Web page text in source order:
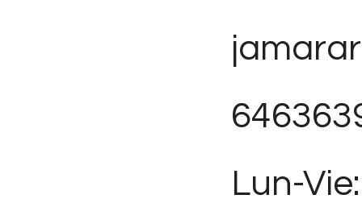
Lun-